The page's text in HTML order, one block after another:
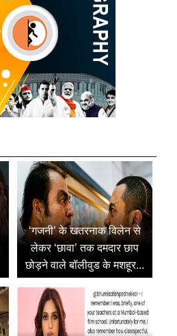
‘गजनी’ के खतरनाक विलेन से
लेकर ‘छावा’ तक दमदार छाप
छोड़ने वाले बॉलीवुड के मशहूर...